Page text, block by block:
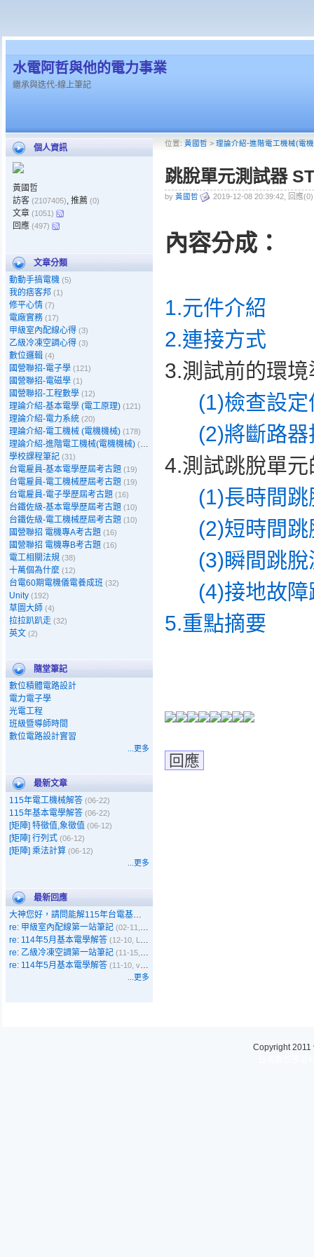
水電阿哲與他的電力事業
繼承與迭代-線上筆記
個人資訊
黃國哲
訪客 (2107405), 推薦 (0)
文章 (1051)
回應 (497)
文章分類
動動手搞電機 (5)
我的痞客邦 (1)
修平心情 (7)
電廠實務 (17)
甲級室內配線心得 (3)
乙級冷凍空調心得 (3)
數位邏輯 (4)
國營聯招-電子學 (121)
國營聯招-電磁學 (1)
國營聯招-工程數學 (12)
理論介紹-基本電學 (電工原理) (121)
理論介紹-電力系統 (20)
理論介紹-電工機械 (電機機械) (178)
理論介紹-進階電工機械(電機機械) (39)
學校課程筆記 (31)
台電雇員-基本電學歷屆考古題 (19)
台電雇員-電工機械歷屆考古題 (19)
台電雇員-電子學歷屆考古題 (16)
台鐵佐級-基本電學歷屆考古題 (10)
台鐵佐級-電工機械歷屆考古題 (10)
國營聯招 電機專A考古題 (16)
國營聯招 電機專B考古題 (16)
電工相關法規 (38)
十萬個為什麼 (12)
台電60期電機儀電養成班 (32)
Unity (192)
草圖大師 (4)
拉拉趴趴走 (32)
英文 (2)
隨堂筆記
數位積體電路設計
電力電子學
光電工程
班級暨導師時間
數位電路設計實習
...更多
最新文章
115年電工機械解答 (06-22)
115年基本電學解答 (06-22)
[矩陣] 特徵值,象徵值 (06-12)
[矩陣] 行列式 (06-12)
[矩陣] 乘法計算 (06-12)
...更多
最新回應
大神您好，請問能解115年台電基本電學嗎
re: 甲級室內配線第一站筆記 (02-11, 呵呵)
re: 114年5月基本電學解答 (12-10, Leo)
re: 乙級冷凍空調第一站筆記 (11-15, Emma)
re: 114年5月基本電學解答 (11-10, vbyer)
...更多
位置: 黃國哲 > 理論介紹-進階電工機械(電
跳脫單元測試器
by 黃國哲 2019-12-08 20:39:42, 回應
內容分成：
1.元件介紹
2.連接方式
3.測試前的環境
(1)檢查設定
(2)將斷路器
4.測試跳脫單元
(1)長時間
(2)短時間
(3)瞬間跳
(4)接地故
5.重點摘要
回應
Copyright 2011